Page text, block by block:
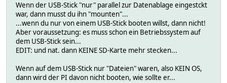
Wenn der USB-Stick "nur" parallel zur Datenablage eingestckt
war, dann musst du ihn "mounten"...
...wenn du nur von einem USB-Stick booten willst, dann nicht!
Aber voraussetzung: es muss schon ein Betriebssystem auf
dem USB-Stick sein...
EDIT: und nat. dann KEINE SD-Karte mehr stecken...
Wenn auf dem USB-Stick nur "Dateien" waren, also KEIN OS,
dann wird der PI davon nicht booten, wie sollte er...